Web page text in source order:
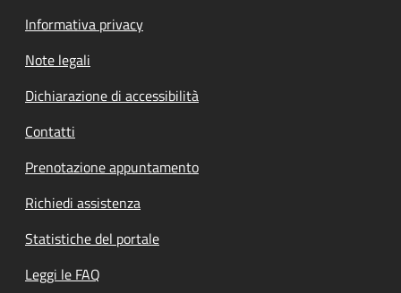
Informativa privacy
Note legali
Dichiarazione di accessibilità
Contatti
Prenotazione appuntamento
Richiedi assistenza
Statistiche del portale
Leggi le FAQ